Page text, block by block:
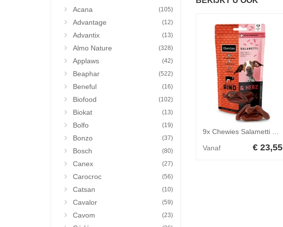
Acana (105)
Advantage (12)
Advantix (13)
Almo Nature (328)
Applaws (42)
Beaphar (522)
Beneful (16)
Biofood (102)
Biokat (13)
Bolfo (19)
Bonzo (37)
Bosch (80)
Canex (27)
Carocroc (56)
Catsan (10)
Cavalor (59)
Cavom (23)
Vanaf € 23,55